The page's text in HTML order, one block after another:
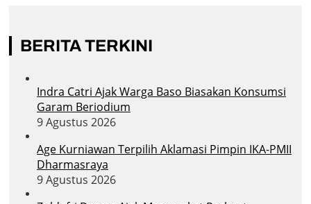
BERITA TERKINI
Indra Catri Ajak Warga Baso Biasakan Konsumsi
Garam Beriodium
9 Agustus 2026
Age Kurniawan Terpilih Aklamasi Pimpin IKA-PMII
Dharmasraya
9 Agustus 2026